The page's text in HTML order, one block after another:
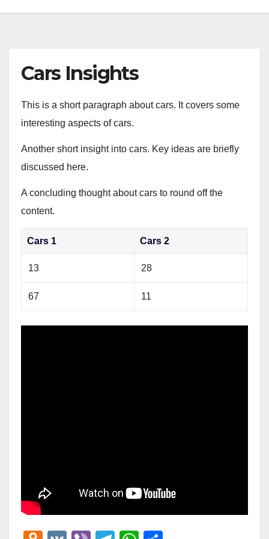
Cars Insights
This is a short paragraph about cars. It covers some
interesting aspects of cars.
Another short insight into cars. Key ideas are briefly
discussed here.
A concluding thought about cars to round off the
content.
Cars 1 Cars 2
13 28
67 11